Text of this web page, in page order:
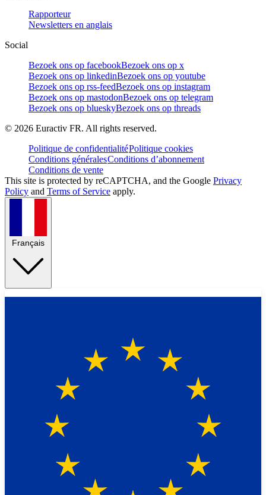
Rapporteur
Newsletters en anglais
Social
Bezoek ons op facebookBezoek ons op x
Bezoek ons op linkedinBezoek ons op youtube
Bezoek ons op rss-feedBezoek ons op instagram
Bezoek ons op mastodonBezoek ons op telegram
Bezoek ons op blueskyBezoek ons op threads
© 2026 Euractiv FR. All rights reserved.
Politique de confidentialitéPolitique cookies
Conditions généralesConditions d’abonnement
Conditions de vente
This site is protected by reCAPTCHA, and the Google Privacy
Policy and Terms of Service apply.
Français